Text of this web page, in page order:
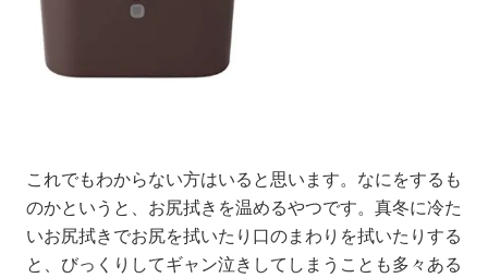
これでもわからない方はいると思います。なにをするも
のかというと、お尻拭きを温めるやつです。真冬に冷た
いお尻拭きでお尻を拭いたり口のまわりを拭いたりする
と、びっくりしてギャン泣きしてしまうことも多々ある